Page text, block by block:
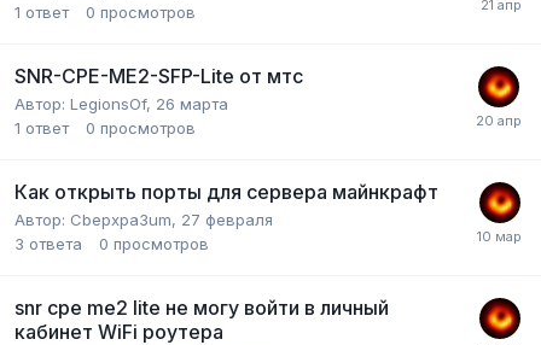
1 ответ 0 просмотров
SNR-CPE-ME2-SFP-Lite от мтс
Автор: LegionsOf, 26 марта
1 ответ 0 просмотров
Как открыть порты для сервера майнкрафт
Автор: Cbepxpa3um, 27 февраля
3 ответа 0 просмотров
snr cpe me2 lite не могу войти в личный
кабинет WiFi роутера